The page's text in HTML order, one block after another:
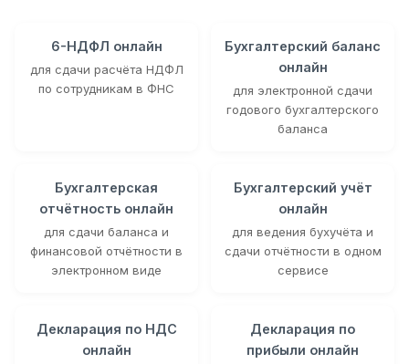
6-НДФЛ онлайн
для сдачи расчёта НДФЛ
по сотрудникам в ФНС
Бухгалтерский баланс
онлайн
для электронной сдачи
годового бухгалтерского
баланса
Бухгалтерская
отчётность онлайн
для сдачи баланса и
финансовой отчётности в
электронном виде
Бухгалтерский учёт
онлайн
для ведения бухучёта и
сдачи отчётности в одном
сервисе
Декларация по НДС
онлайн
Декларация по
прибыли онлайн